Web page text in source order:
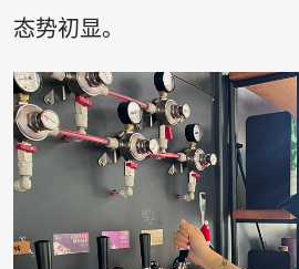
态势初显。